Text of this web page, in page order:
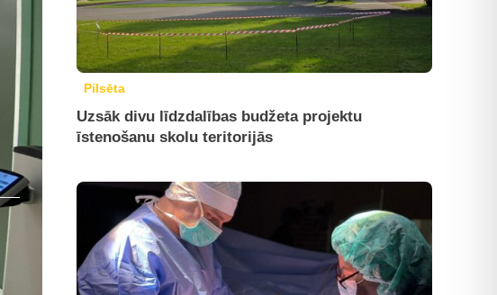
Pilsēta
Uzsāk divu līdzdalības budžeta projektu
īstenošanu skolu teritorijās